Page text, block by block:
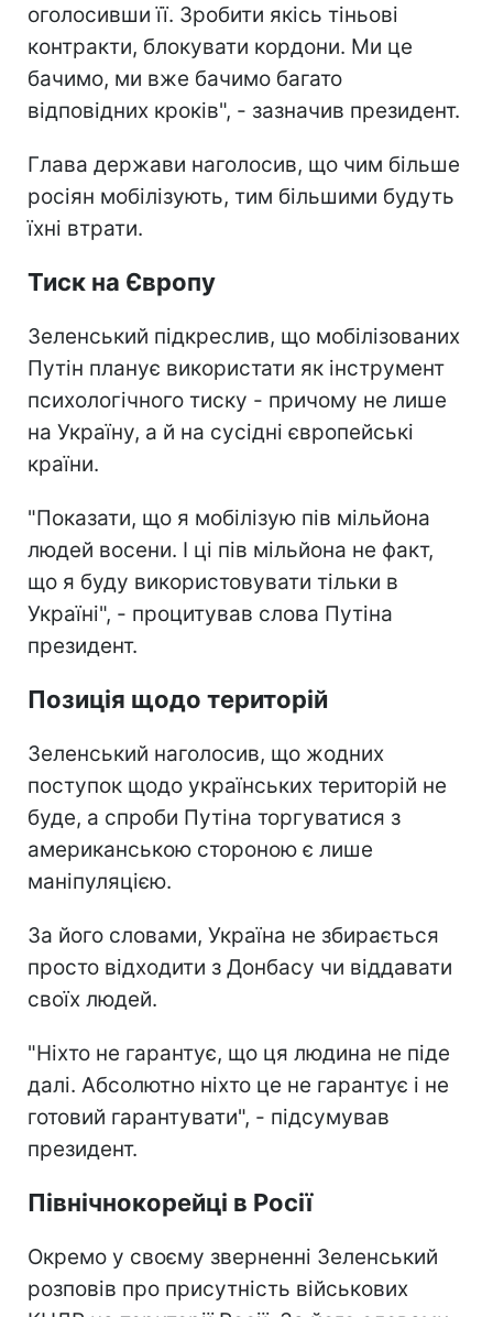
оголосивши її. Зробити якісь тіньові
контракти, блокувати кордони. Ми це
бачимо, ми вже бачимо багато
відповідних кроків", - зазначив президент.
Глава держави наголосив, що чим більше
росіян мобілізують, тим більшими будуть
їхні втрати.
Тиск на Європу
Зеленський підкреслив, що мобілізованих
Путін планує використати як інструмент
психологічного тиску - причому не лише
на Україну, а й на сусідні європейські
країни.
"Показати, що я мобілізую пів мільйона
людей восени. І ці пів мільйона не факт,
що я буду використовувати тільки в
Україні", - процитував слова Путіна
президент.
Позиція щодо територій
Зеленський наголосив, що жодних
поступок щодо українських територій не
буде, а спроби Путіна торгуватися з
американською стороною є лише
маніпуляцією.
За його словами, Україна не збирається
просто відходити з Донбасу чи віддавати
своїх людей.
"Ніхто не гарантує, що ця людина не піде
далі. Абсолютно ніхто це не гарантує і не
готовий гарантувати", - підсумував
президент.
Північнокорейці в Росії
Окремо у своєму зверненні Зеленський
розповів про присутність військових